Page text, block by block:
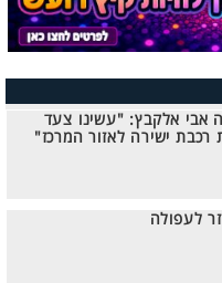
אבי אלקבץ: "עשינו צעד
רכבת ישירה לאזור המרכז"
לעפולה